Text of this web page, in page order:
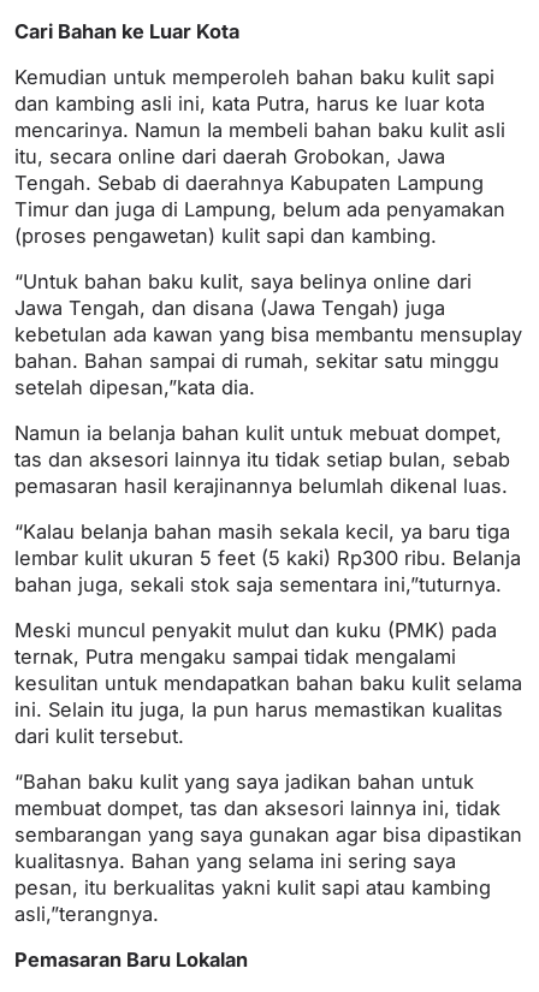
Cari Bahan ke Luar Kota
Kemudian untuk memperoleh bahan baku kulit sapi
dan kambing asli ini, kata Putra, harus ke luar kota
mencarinya. Namun Ia membeli bahan baku kulit asli
itu, secara online dari daerah Grobokan, Jawa
Tengah. Sebab di daerahnya Kabupaten Lampung
Timur dan juga di Lampung, belum ada penyamakan
(proses pengawetan) kulit sapi dan kambing.
“Untuk bahan baku kulit, saya belinya online dari
Jawa Tengah, dan disana (Jawa Tengah) juga
kebetulan ada kawan yang bisa membantu mensuplay
bahan. Bahan sampai di rumah, sekitar satu minggu
setelah dipesan,”kata dia.
Namun ia belanja bahan kulit untuk mebuat dompet,
tas dan aksesori lainnya itu tidak setiap bulan, sebab
pemasaran hasil kerajinannya belumlah dikenal luas.
“Kalau belanja bahan masih sekala kecil, ya baru tiga
lembar kulit ukuran 5 feet (5 kaki) Rp300 ribu. Belanja
bahan juga, sekali stok saja sementara ini,”tuturnya.
Meski muncul penyakit mulut dan kuku (PMK) pada
ternak, Putra mengaku sampai tidak mengalami
kesulitan untuk mendapatkan bahan baku kulit selama
ini. Selain itu juga, Ia pun harus memastikan kualitas
dari kulit tersebut.
“Bahan baku kulit yang saya jadikan bahan untuk
membuat dompet, tas dan aksesori lainnya ini, tidak
sembarangan yang saya gunakan agar bisa dipastikan
kualitasnya. Bahan yang selama ini sering saya
pesan, itu berkualitas yakni kulit sapi atau kambing
asli,”terangnya.
Pemasaran Baru Lokalan